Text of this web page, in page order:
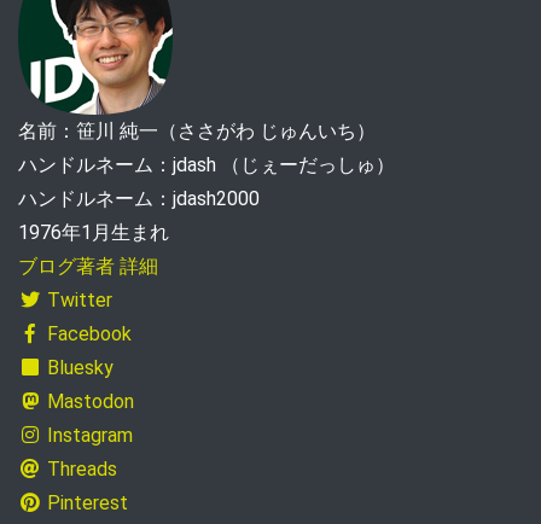
名前：笹川 純一（ささがわ じゅんいち）
ハンドルネーム：jdash （じぇーだっしゅ）
ハンドルネーム：jdash2000
1976年1月生まれ
ブログ著者 詳細
Twitter
Facebook
Bluesky
Mastodon
Instagram
Threads
Pinterest